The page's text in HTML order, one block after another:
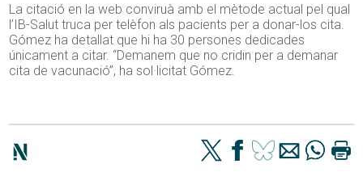
La citació en la web conviruà amb el mètode actual pel qual
l’IB-Salut truca per telèfon als pacients per a donar-los cita.
Gómez ha detallat que hi ha 30 persones dedicades
únicament a citar. “Demanem que no cridin per a demanar
cita de vacunació”, ha sol·licitat Gómez.